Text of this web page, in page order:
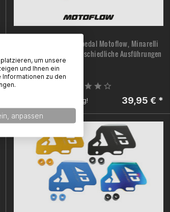
Schalthebel / Schaltpedal Motoflow, Minarelli
AM6, zweifarbig, unterschiedliche Ausführungen
Sofort versandfertig! 39,95 € *
um unsere
und Ihnen ein
zu den
anpassen